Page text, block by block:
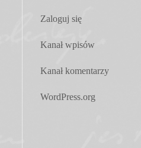
Zaloguj się
Kanał wpisów
Kanał komentarzy
WordPress.org